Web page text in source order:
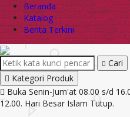
Beranda
Katalog
Berita Terkini
Cari
Kategori Produk
Buka Senin-Jum'at 08.00 s/d
12.00. Hari Besar Islam Tutup.